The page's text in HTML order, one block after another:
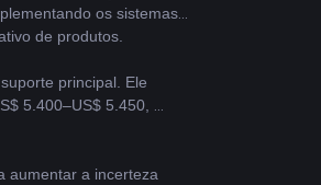
os sistemas
de produtos.
principal. Ele
5.400–US$ 5.450,
aumentar a incerteza